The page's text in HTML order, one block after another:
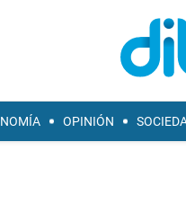
OPINIÓN